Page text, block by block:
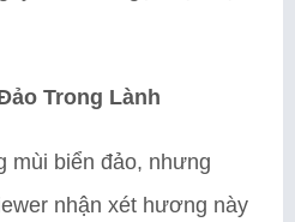
Trong Lành
mùi biển đảo, nhưng
nhận xét hương này